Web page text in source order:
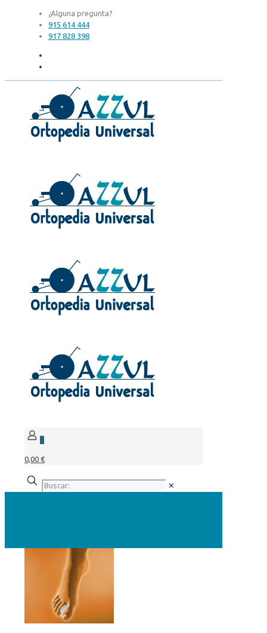
¿Alguna pregunta?
915 614 444
917 828 398
0
0,00 €
✕